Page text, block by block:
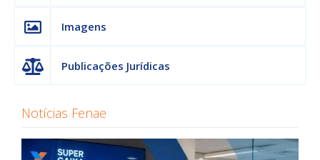
Imagens
Publicações Jurídicas
Notícias Fenae